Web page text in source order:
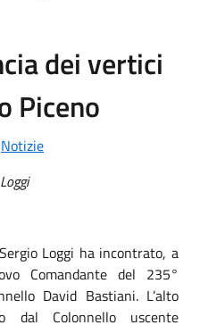
dei vertici
Piceno
Notizie
Loggi ha incontrato, a
Comandante del 235°
David Bastiani. L’alto
dal Colonnello uscente